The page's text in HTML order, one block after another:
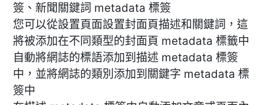
簽、新聞關鍵詞 metadata 標簽
您可以從設置頁面設置封面頁描述和關鍵詞，這
將被添加在不同類型的封面頁 metadata 標籤中
自動將網誌的標語添加到描述 metadata 標簽
中，並將網誌的類別添加到關鍵字 metadata 標
簽中